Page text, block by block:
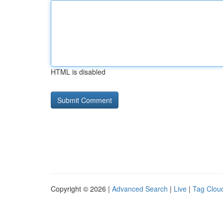
HTML is disabled
Copyright © 2026 | Advanced Search | Live | Tag